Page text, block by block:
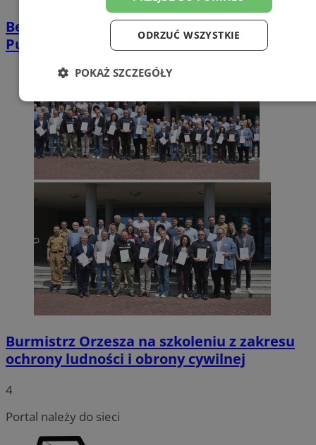
Bezpłatna aplikacja wskaże najbliższy
Punkt Schronienia. Jak to działa?
Burmistrz Orzesza na szkoleniu z zakresu
ochrony ludności i obrony cywilnej
4
Portal należy do sieci
ODRZUĆ WSZYSTKIE
POKAŻ SZCZEGÓŁY
Niezbędne Wydajność Targetowanie
Funkcjonalność Niesklasyfikowane
Niezbędne Wydajność
Targetowanie
Funkcjonalność
Niesklasyfikowane
Niezbędne pliki cookie umożliwiają korzystanie z podstawowych
funkcji strony internetowej, takich jak logowanie użytkownika i
prawidłowo korzystać ze strony internetowej.
Nazwa
Provider /
Domena
QeSessID